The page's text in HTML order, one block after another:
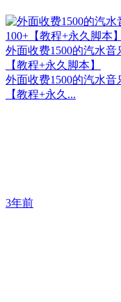
外面收费1500的汽水
【教程+永久脚本】
外面收费1500的汽水
【教程+永久...
3年前